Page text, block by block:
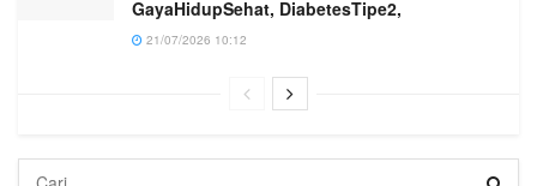
GayaHidupSehat, DiabetesTipe2,
21/07/2026 10:12